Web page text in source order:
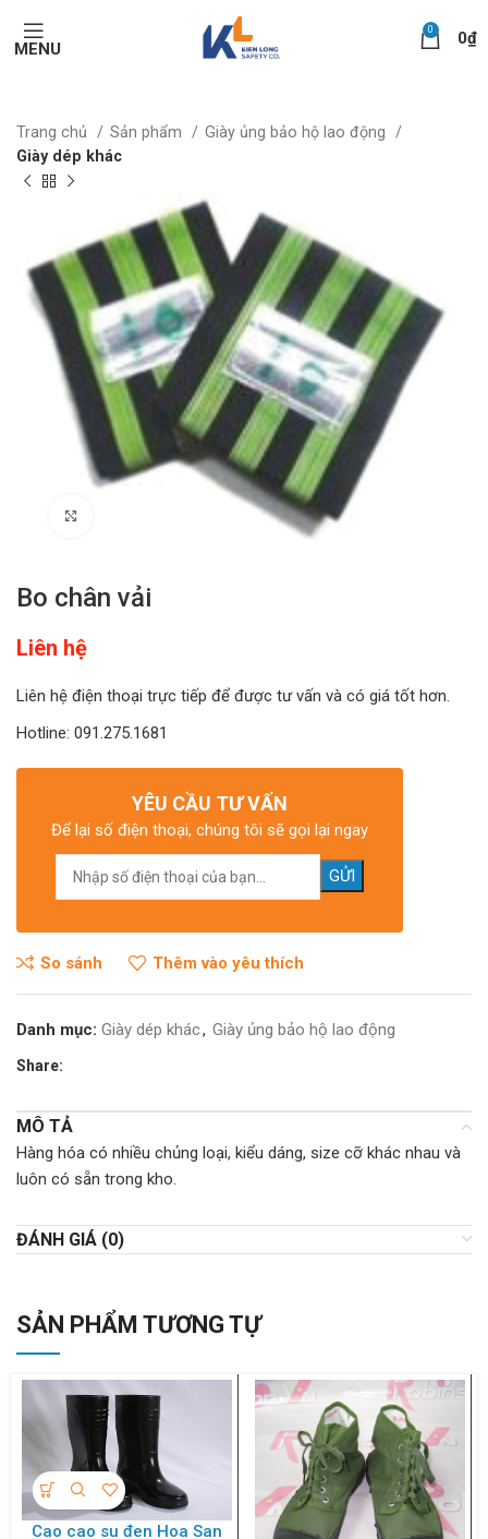
MENU
0 0₫
Trang chủ Sản phẩm
Giày ủng bảo hộ lao động
Giày dép khác
Bo chân vải
Liên hệ
Liên hệ điện thoại trực tiếp để được tư vấn và có giá tốt hơn.
Hotline: 091.275.1681
YÊU CẦU TƯ VẤN
Để lại số điện thoại, chúng tôi sẽ gọi lại ngay
So sánh Thêm vào yêu thích
Danh mục: Giày dép khác, Giày ủng bảo hộ lao động
Share:
MÔ TẢ
Hàng hóa có nhiều chủng loại, kiểu dáng, size cỡ khác nhau và
luôn có sẵn trong kho.
ĐÁNH GIÁ (0)
SẢN PHẨM TƯƠNG TỰ
Cao cao su đen Hoa San